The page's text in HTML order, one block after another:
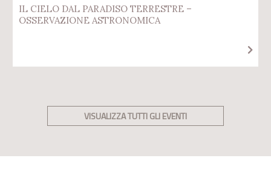
IL CIELO DAL PARADISO TERRESTRE –
OSSERVAZIONE ASTRONOMICA
VISUALIZZA TUTTI GLI EVENTI